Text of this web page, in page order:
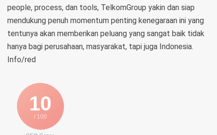
people, process, dan tools, TelkomGroup yakin dan siap
mendukung penuh momentum penting kenegaraan ini yang
tentunya akan memberikan peluang yang sangat baik tidak
hanya bagi perusahaan, masyarakat, tapi juga Indonesia.
Info/red
10
/ 100